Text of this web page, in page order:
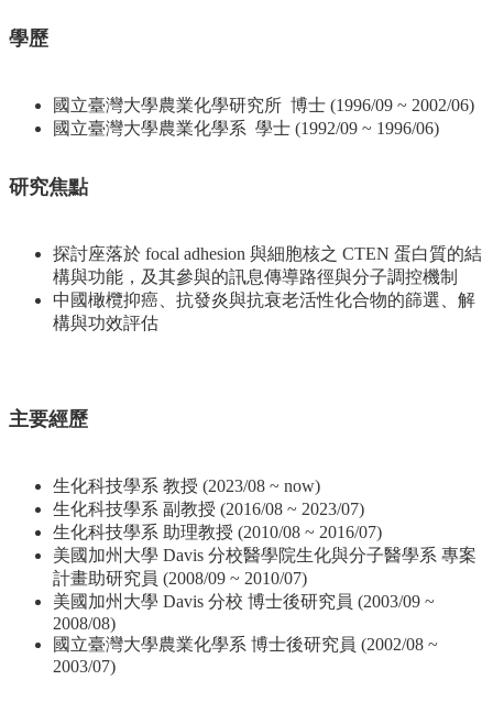
中
頁
科
院
網
站
導
聯
資
學歷
國立臺灣大學農業化學研究所 博士 (1996/09 ~ 2002/06)
國立臺灣大學農業化學系 學士 (1992/09 ~ 1996/06)
研究焦點
探討座落於 focal adhesion 與細胞核之 CTEN 蛋白質的結
構與功能，及其參與的訊息傳導路徑與分子調控機制
中國橄欖抑癌、抗發炎與抗衰老活性化合物的篩選、解
構與功效評估
主要經歷
生化科技學系 教授 (2023/08 ~ now)
生化科技學系 副教授 (2016/08 ~ 2023/07)
生化科技學系 助理教授 (2010/08 ~ 2016/07)
美國加州大學 Davis 分校醫學院生化與分子醫學系 專案
計畫助研究員 (2008/09 ~ 2010/07)
美國加州大學 Davis 分校 博士後研究員 (2003/09 ~
2008/08)
國立臺灣大學農業化學系 博士後研究員 (2002/08 ~
2003/07)